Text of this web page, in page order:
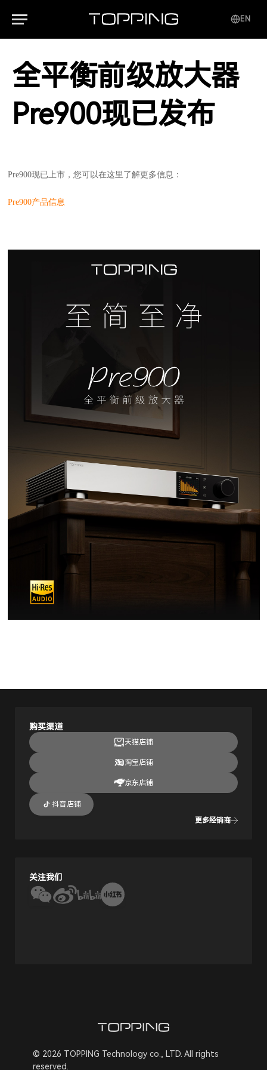
EN
全平衡前级放大器
Pre900现已发布
Pre900现已上市，您可以在这里了解更多信息：
Pre900产品信息
购买渠道
天猫店铺
淘宝店铺
京东店铺
抖音店铺
更多经销商
关注我们
© 2026 TOPPING Technology co., LTD. All rights
reserved.